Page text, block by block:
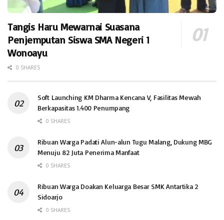
Tangis Haru Mewarnai Suasana
Penjemputan Siswa SMA Negeri 1
Wonoayu
0 SHARES
Soft Launching KM Dharma Kencana V, Fasilitas Mewah
Berkapasitas 1.400 Penumpang
0 SHARES
Ribuan Warga Padati Alun-alun Tugu Malang, Dukung MBG
Menuju 82 Juta Penerima Manfaat
0 SHARES
Ribuan Warga Doakan Keluarga Besar SMK Antartika 2
Sidoarjo
0 SHARES